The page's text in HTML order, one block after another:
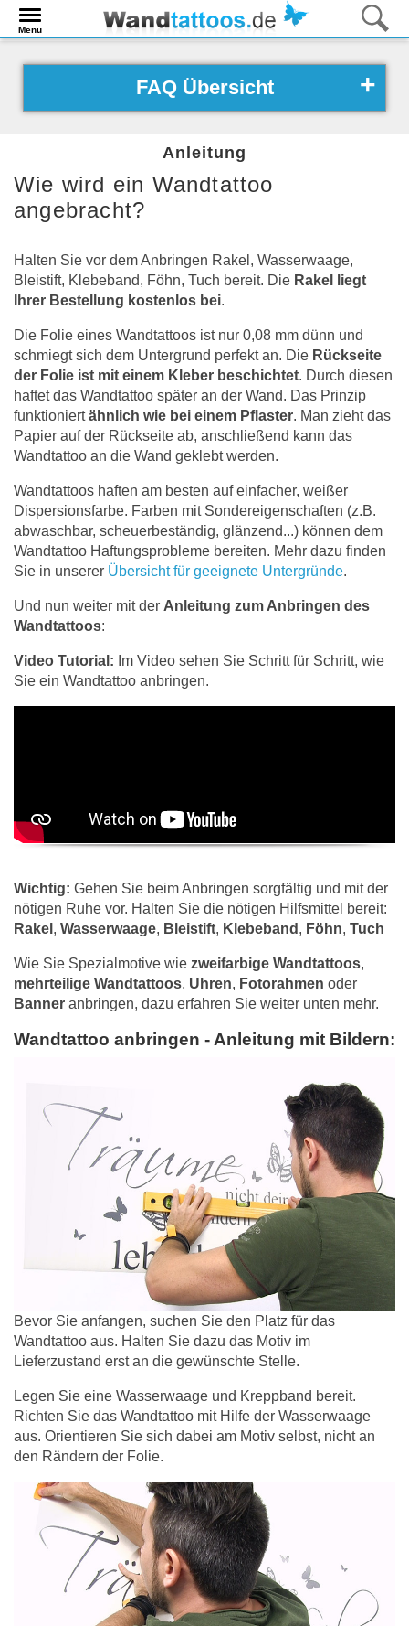
Menü
FAQ Übersicht
Anleitung
Wie wird ein Wandtattoo
angebracht?
Halten Sie vor dem Anbringen Rakel, Wasserwaage,
Bleistift, Klebeband, Föhn, Tuch bereit. Die Rakel liegt
Ihrer Bestellung kostenlos bei.
Die Folie eines Wandtattoos ist nur 0,08 mm dünn und
schmiegt sich dem Untergrund perfekt an. Die Rückseite
der Folie ist mit einem Kleber beschichtet. Durch diesen
haftet das Wandtattoo später an der Wand. Das Prinzip
funktioniertähnlich wie bei einem Pflaster. Man zieht das
Papier auf der Rückseite ab, anschließend kann das
Wandtattoo an die Wand geklebt werden.
Wandtattoos haften am besten auf einfacher, weißer
Dispersionsfarbe. Farben mit Sondereigenschaften (z.B.
abwaschbar, scheuerbeständig, glänzend...) können dem
Wandtattoo Haftungsprobleme bereiten. Mehr dazu finden
Sie in unserer Übersicht für geeignete Untergründe.
Und nun weiter mit der Anleitung zum Anbringen des
Wandtattoos:
Video Tutorial: Im Video sehen Sie Schritt für Schritt, wie
Sie ein Wandtattoo anbringen.
Wichtig: Gehen Sie beim Anbringen sorgfältig und mit der
nötigen Ruhe vor. Halten Sie die nötigen Hilfsmittel bereit:
Rakel , Wasserwaage, Bleistift, Klebeband , Föhn, Tuch
Wie Sie Spezialmotive wie zweifarbige Wandtattoos,
mehrteilige Wandtattoos, Uhren, Fotorahmen oder
Banner anbringen, dazu erfahren Sie weiter unten mehr.
Wandtattoo anbringen - Anleitung mit Bildern:
Bevor Sie anfangen, suchen Sie den Platz für das
Wandtattoo aus. Halten Sie dazu das Motiv im
Lieferzustand erst an die gewünschte Stelle.
Legen Sie eine Wasserwaage und Kreppband bereit.
Richten Sie das Wandtattoo mit Hilfe der Wasserwaage
aus. Orientieren Sie sich dabei am Motiv selbst, nicht an
den Rändern der Folie.